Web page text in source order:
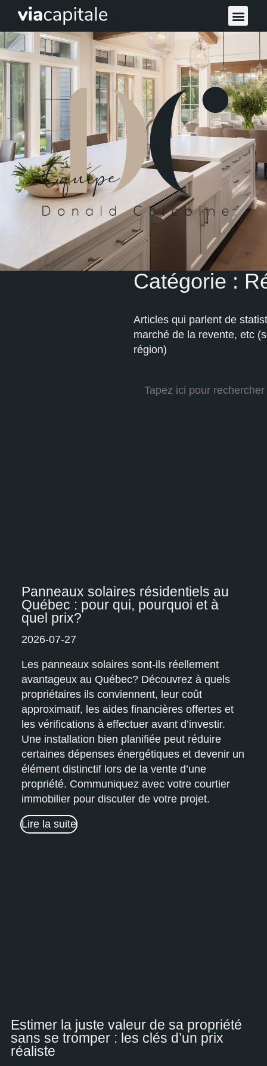
Catégorie :
Articles qui parlent de
marché de la revente, etc
région)
Panneaux solaires résidentiels au
Québec : pour qui, pourquoi et à
quel prix?
2026-07-27
Les panneaux solaires sont-ils réellement
avantageux au Québec? Découvrez à quels
propriétaires ils conviennent, leur coût
approximatif, les aides financières offertes et
les vérifications à effectuer avant d’investir.
Une installation bien planifiée peut réduire
certaines dépenses énergétiques et devenir un
élément distinctif lors de la vente d’une
propriété. Communiquez avec votre courtier
immobilier pour discuter de votre projet.
Lire la suite
Estimer la juste valeur de sa propriété
sans se tromper : les clés d’un prix
réaliste